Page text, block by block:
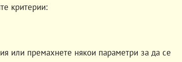
критерии:
или премахнете някои параметри за да се